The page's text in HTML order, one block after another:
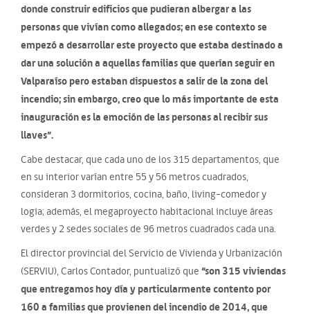
donde construir edificios que pudieran albergar a las
personas que vivían como allegados; en ese contexto se
empezó a desarrollar este proyecto que estaba destinado a
dar una solución a aquellas familias que querían seguir en
Valparaíso pero estaban dispuestos a salir de la zona del
incendio; sin embargo, creo que lo más importante de esta
inauguración es la emoción de las personas al recibir sus
llaves”.
Cabe destacar, que cada uno de los 315 departamentos, que
en su interior varían entre 55 y 56 metros cuadrados,
consideran 3 dormitorios, cocina, baño, living-comedor y
logia; además, el megaproyecto habitacional incluye áreas
verdes y 2 sedes sociales de 96 metros cuadrados cada una.
El director provincial del Servicio de Vivienda y Urbanización
(SERVIU), Carlos Contador, puntualizó que “son 315 viviendas
que entregamos hoy día y particularmente contento por
160 a familias que provienen del incendio de 2014, que